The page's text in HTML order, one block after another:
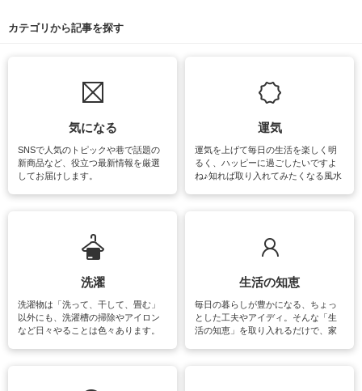
カテゴリから記事を探す
気になる
SNSで人気のトピックや巷で話題の
新商品など、役立つ最新情報を厳選
してお届けします。
運気
運気を上げて毎日の生活を楽しく明
るく、ハッピーに過ごしたいですよ
ね♪知れば取り入れてみたくなる風水
洗濯
洗濯物は「洗って、干して、畳む」
以外にも、洗濯槽の掃除やアイロン
など日々やることは色々あります。
生活の知恵
毎日の暮らしが豊かになる、ちょっ
とした工夫やアイディ。そんな「生
活の知恵」を取り入れるだけで、家